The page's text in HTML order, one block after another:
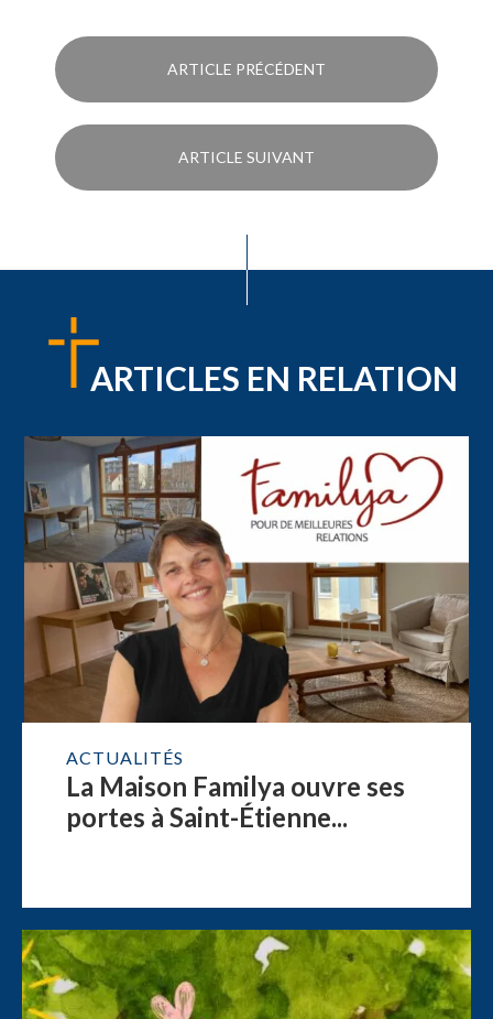
ARTICLE PRÉCÉDENT
ARTICLE SUIVANT
ARTICLES EN RELATION
ACTUALITÉS
La Maison Familya ouvre ses
portes à Saint-Étienne...